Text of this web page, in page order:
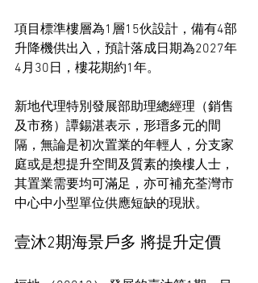
項目標準樓層為1層15伙設計，備有4部
升降機供出入，預計落成日期為2027年
4月30日，樓花期約1年。
新地代理特別發展部助理總經理（銷售
及市務）譚錫湛表示，形瑨多元的間
隔，無論是初次置業的年輕人，分支家
庭或是想提升空間及質素的換樓人士，
其置業需要均可滿足，亦可補充荃灣市
中心中小型單位供應短缺的現狀。
壹沐2期海景戶多 將提升定價